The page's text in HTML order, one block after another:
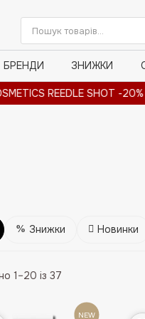
Пошук
товарів
БРЕНДИ ЗНИЖКИ
REEDLE SHOT -20% ·
Знижки Новинки
1–20 із 37
NEW